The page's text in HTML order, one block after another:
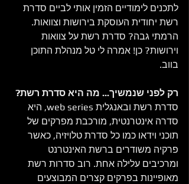
לתכנים לימודיים הזמין אותי לביים סדרת
רשת יחודית העוסקת בירושות וצוואות.
הרמתי גבה? סדרת רשת על צוואות
וירושות? כן! אמרה לי טל מנהלת התוכן
בווב.
רק לפני שנמשיך... מה היא סדרת רשת?
סדרת רשת ובאנגלית web series, היא
סדרה אינטרנטית, מורכבת מפרקים של
תוכני וידאו כמו כל סדרת טלויזיה, כאשר
פרקיה משודרים ברשת האינטרנט
ומרכיבים עלילה אחת. רוב סדרות רשת
מאופיינות בפרקים קצרים המבוצעים